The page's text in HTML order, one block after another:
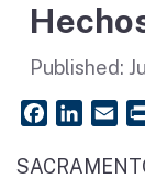
Published:
Facebook